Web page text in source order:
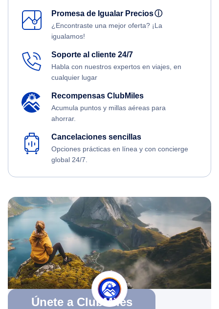
Promesa de Igualar Preciosⓘ
¿Encontraste una mejor oferta? ¡La
igualamos!
Soporte al cliente 24/7
Habla con nuestros expertos en viajes, en
cualquier lugar
Recompensas ClubMiles
Acumula puntos y millas aéreas para
ahorrar.
Cancelaciones sencillas
Opciones prácticas en línea y con concierge
global 24/7.
Únete a ClubMiles